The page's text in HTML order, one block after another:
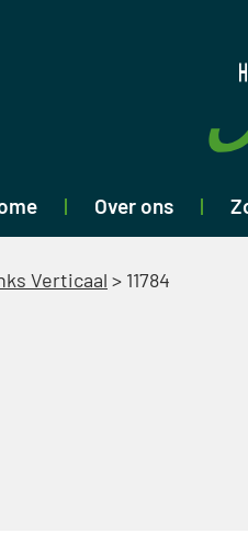
Over ons
Verticaal > 11784